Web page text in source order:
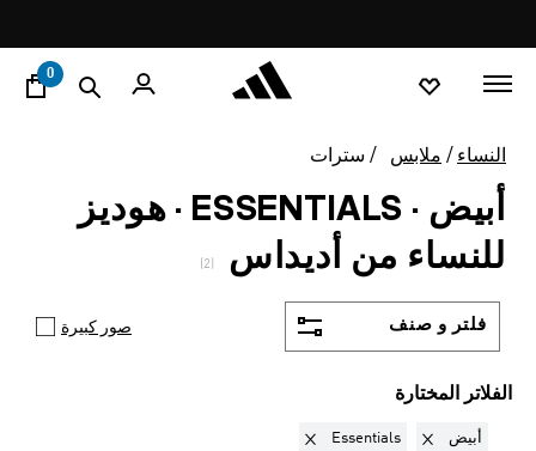
promotion
rotation
0
النساء ملابس سترات
أبيض · ESSENTIALS · هوديز
للنساء من أديداس
فلتر و صنف صور كبيرة
الفلاتر المختارة
أبيض Remove filter Currently Refined by ألوان: أبيض
Essentials Remove filter Currently Refined by تشكيلة: Essentials